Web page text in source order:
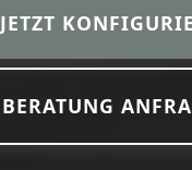
JETZT
BERATUNG